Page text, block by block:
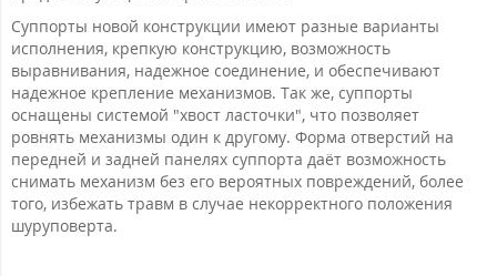
Суппорты новой конструкции имеют разные варианты
исполнения, крепкую конструкцию, возможность
выравнивания, надежное соединение, и обеспечивают
надежное крепление механизмов. Так же, суппорты
оснащены системой "хвост ласточки", что позволяет
ровнять механизмы один к другому. Форма отверстий на
передней и задней панелях суппорта даёт возможность
снимать механизм без его вероятных повреждений, более
того, избежать травм в случае некорректного положения
шуруповерта.